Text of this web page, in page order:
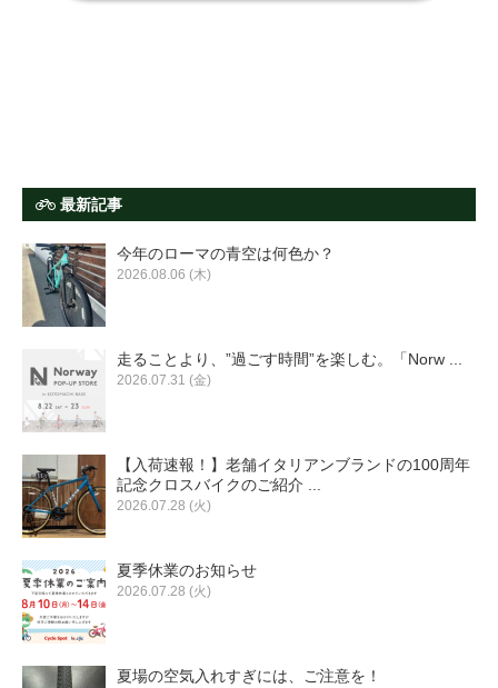
最新記事
今年のローマの青空は何色か？
2026.08.06 (木)
走ることより、”過ごす時間”を楽しむ。「Norw ...
2026.07.31 (金)
【入荷速報！】老舗イタリアンブランドの100周年
記念クロスバイクのご紹介 ...
2026.07.28 (火)
夏季休業のお知らせ
2026.07.28 (火)
夏場の空気入れすぎには、ご注意を！